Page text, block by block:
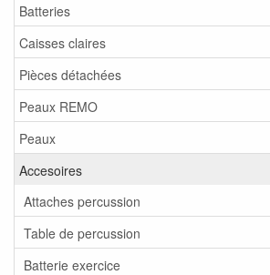
Batteries
Caisses claires
Pièces détachées
Peaux REMO
Peaux
Accesoires
Attaches percussion
Table de percussion
Batterie exercice